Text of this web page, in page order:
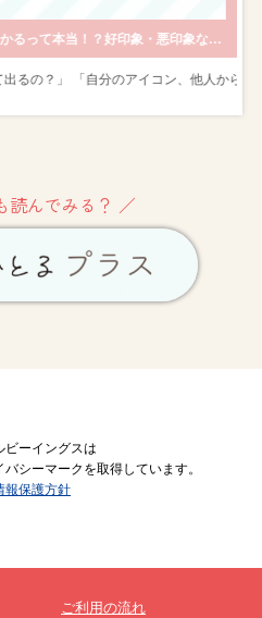
LINEアイコンで心理・性格が分かるって本当！？好印象・悪印象なアイコンも紹介
るの？」 「自分のアイコン、他人から
読んでみる？ ／
ビーイングスは
バシーマークを取得しています。
報保護方針
ご利用の流れ